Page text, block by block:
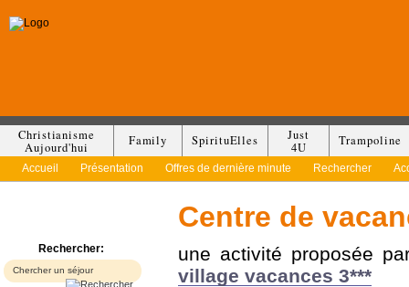
Christianisme
Aujourd'hui
Family SpirituElles
Just
4U
Trampoline
Accueil Présentation Offres de dernière minute Rechercher
Rechercher:
Centre de
une activité proposée
village vacances 3***